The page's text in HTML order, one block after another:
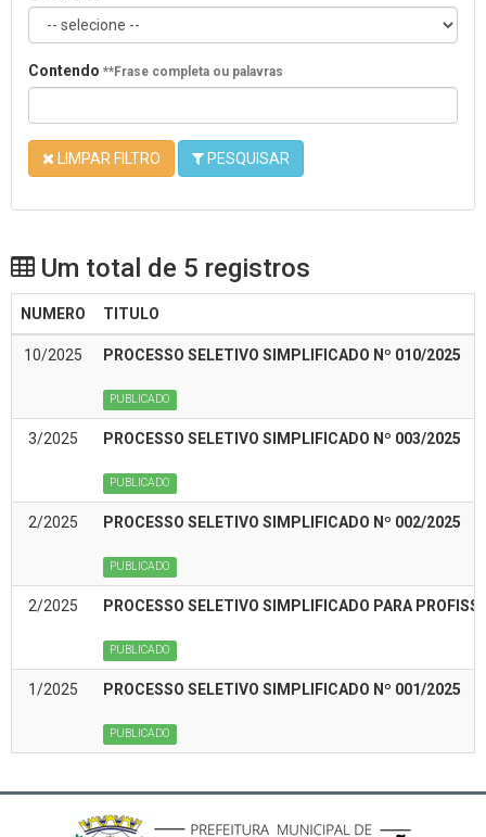
Contendo **Frase completa ou palavras
LIMPAR FILTRO PESQUISAR
Um total de 5 registros
NUMERO TITULO
10/2025 PROCESSO SELETIVO SIMPLIFICADO Nº 010/2025
PUBLICADO
3/2025 PROCESSO SELETIVO SIMPLIFICADO Nº 003/2025
PUBLICADO
2/2025 PROCESSO SELETIVO SIMPLIFICADO Nº 002/2025
PUBLICADO
2/2025 PROCESSO SELETIVO SIMPLIFICADO PARA
PUBLICADO
1/2025 PROCESSO SELETIVO SIMPLIFICADO Nº 001/2025
PUBLICADO